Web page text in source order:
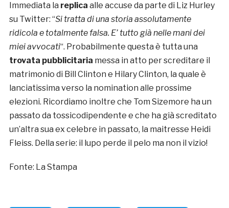
Immediata la replica alle accuse da parte di Liz Hurley
su Twitter: “Si tratta di una storia assolutamente
ridicola e totalmente falsa. E’ tutto già nelle mani dei
miei avvocati“. Probabilmente questa è tutta una
trovata pubblicitaria messa in atto per screditare il
matrimonio di Bill Clinton e Hilary Clinton, la quale è
lanciatissima verso la nomination alle prossime
elezioni. Ricordiamo inoltre che Tom Sizemore ha un
passato da tossicodipendente e che ha già screditato
un’altra sua ex celebre in passato, la maitresse Heidi
Fleiss. Della serie: il lupo perde il pelo ma non il vizio!
Fonte: La Stampa